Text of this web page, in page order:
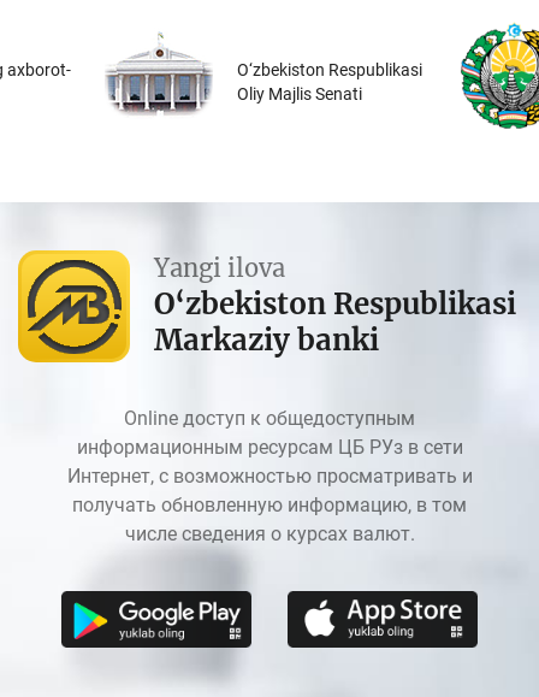
axborot-
O‘zbekiston Respublikasi
Oliy Majlis Senati
Yangi ilova
O‘zbekiston Respublikasi
Markaziy banki
Online доступ к общедоступным
информационным ресурсам ЦБ РУз в сети
Интернет, с возможностью просматривать и
получать обновленную информацию, в том
числе сведения о курсах валют.